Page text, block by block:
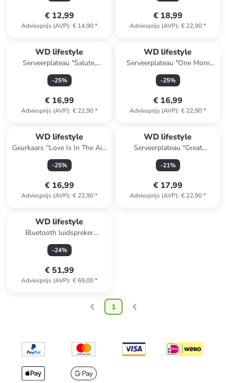
€ 12,99
Adviesprijs (AVP): € 14,90*
€ 18,99
Adviesprijs (AVP): € 22,90*
WD lifestyle
Serveerplateau "Salute,
Cheers, Santé" crème/geel -
(L)34 x (B)26 cm
-25%
€ 16,99
Adviesprijs (AVP): € 22,90*
WD lifestyle
Serveerplateau "One More
Round?" crème/oranje - (L)30
x (B)30 cm
-25%
€ 16,99
Adviesprijs (AVP): € 22,90*
WD lifestyle
Geurkaars ''Love Is In The Air"
rood - 440 g
-25%
€ 16,99
Adviesprijs (AVP): € 22,90*
WD lifestyle
Serveerplateau "Great
Company, Great Drinks"
crème/oranje - (L)34 x (B)26
-21%
€ 17,99
Adviesprijs (AVP): € 22,90*
WD lifestyle
Bluetooth luidspreker
wit/zilverkleurig - (H)10,3 x
(H)19 x (D)9,5 cm
-24%
€ 51,99
Adviesprijs (AVP): € 69,00*
1